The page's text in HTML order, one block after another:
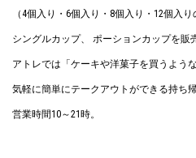
（4個入り・6個入り・8個入り・12個入り
シングルカップ、 ポーションカップを販
アトレでは「ケーキや洋菓子を買うような
気軽に簡単にテークアウトができる持ち
営業時間10～21時。